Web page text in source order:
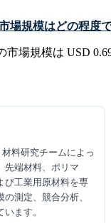
場規模はどの程度
市場規模は USD
料研究チームによっ
先端材料、ポリマ
び工業用原材料を専
測定、競合分析、
ます。